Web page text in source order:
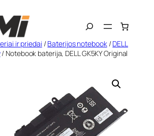
Search
ir priedai /Baterijos notebook/DELL
/ Notebook baterija, DELL GK5KY Original